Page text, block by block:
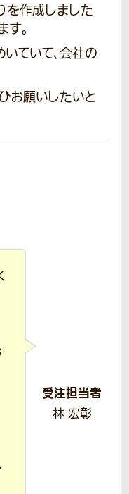
を作成しました
。
ていて、会社の
お願いしたいと
受注担当者
林 宏彰